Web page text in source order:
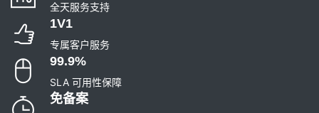
全天服务支持
1V1
专属客户服务
99.9%
SLA 可用性保障
免备案